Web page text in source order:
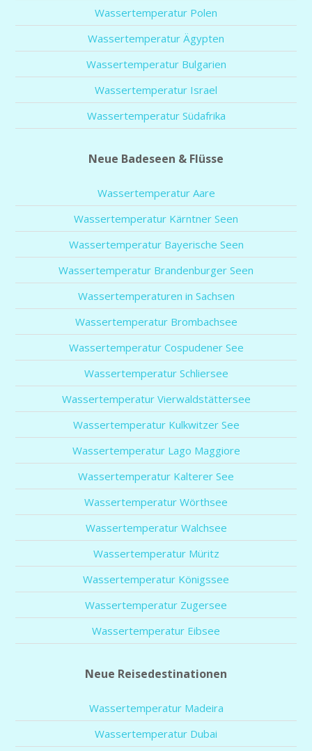
Wassertemperatur Polen
Wassertemperatur Ägypten
Wassertemperatur Bulgarien
Wassertemperatur Israel
Wassertemperatur Südafrika
Neue Badeseen & Flüsse
Wassertemperatur Aare
Wassertemperatur Kärntner Seen
Wassertemperatur Bayerische Seen
Wassertemperatur Brandenburger Seen
Wassertemperaturen in Sachsen
Wassertemperatur Brombachsee
Wassertemperatur Cospudener See
Wassertemperatur Schliersee
Wassertemperatur Vierwaldstättersee
Wassertemperatur Kulkwitzer See
Wassertemperatur Lago Maggiore
Wassertemperatur Kalterer See
Wassertemperatur Wörthsee
Wassertemperatur Walchsee
Wassertemperatur Müritz
Wassertemperatur Königssee
Wassertemperatur Zugersee
Wassertemperatur Eibsee
Neue Reisedestinationen
Wassertemperatur Madeira
Wassertemperatur Dubai